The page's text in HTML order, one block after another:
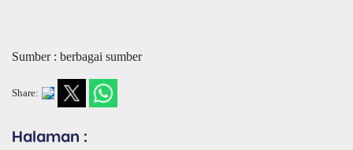
Sumber : berbagai sumber
Share:
Halaman :